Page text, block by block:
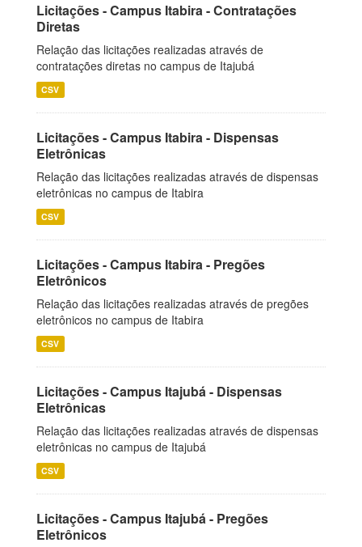
Licitações - Campus Itabira - Contratações
Diretas
Relação das licitações realizadas através de
contratações diretas no campus de Itajubá
CSV
Licitações - Campus Itabira - Dispensas
Eletrônicas
Relação das licitações realizadas através de dispensas
eletrônicas no campus de Itabira
CSV
Licitações - Campus Itabira - Pregões
Eletrônicos
Relação das licitações realizadas através de pregões
eletrônicos no campus de Itabira
CSV
Licitações - Campus Itajubá - Dispensas
Eletrônicas
Relação das licitações realizadas através de dispensas
eletrônicas no campus de Itajubá
CSV
Licitações - Campus Itajubá - Pregões
Eletrônicos